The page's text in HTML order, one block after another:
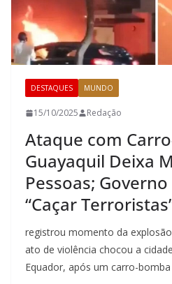
DESTAQUES MUNDO
15/10/2025 Redação
Ataque com
Guayaquil Deixa
Pessoas;
“Caçar
registrou momento da
ato de violência chocou a
Equador, após um carro-